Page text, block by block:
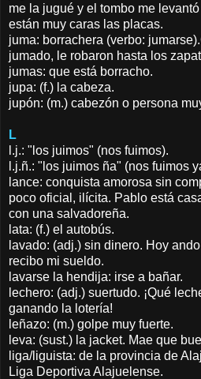
me la jugué y el tombo me
están muy caras las placas.
juma: borrachera (verbo:
jumado, le robaron hasta los
jumas: que está borracho.
jupa: (f.) la cabeza.
jupón: (m.) cabezón o persona
L
l.j.: "los juimos" (nos fuimos).
l.j.ñ.: "los juimos ña" (nos fuimos
lance: conquista amorosa sin
poco oficial, ilícita. Pablo está
con una salvadoreña.
lata: (f.) el autobús.
lavado: (adj.) sin dinero. Hoy
recibo mi sueldo.
lavarse la hendija: irse a bañar.
lechero: (adj.) suertudo. ¡Qué
ganando la lotería!
leñazo: (m.) golpe muy fuerte.
leva: (sust.) la jacket. Mae que
liga/liguista: de la provincia de
Liga Deportiva Alajuelense.